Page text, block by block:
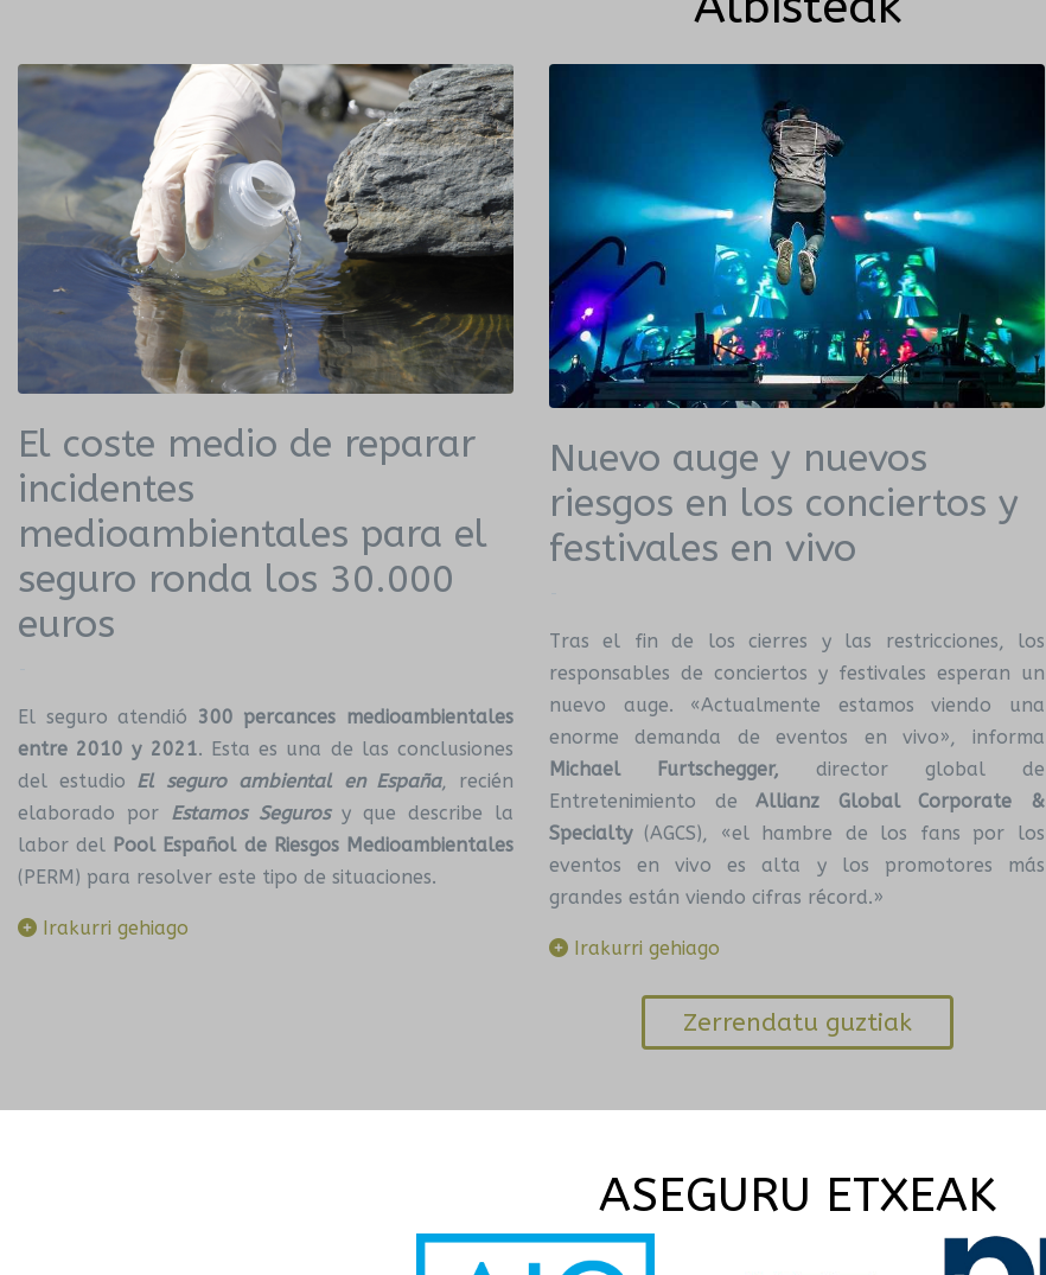
El coste medio de reparar
incidentes
medioambientales para el
seguro ronda los 30.000
euros
El seguro atendió 300 percances medioambientales
entre 2010 y 2021. Esta es una de las conclusiones
del estudio El seguro ambiental en España, recién
elaborado por Estamos Segurosy que describe la
labor del Pool Español de Riesgos Medioambientales
(PERM) para resolver este tipo de situaciones.
Irakurri gehiago
Nuevo auge y nuevos
riesgos en los conciertos y
festivales en vivo
Tras el fin de los cierres y las restricciones, los
responsables de conciertos y festivales esperan un
nuevo auge. «Actualmente estamos viendo una
enorme demanda de eventos en vivo», informa
Michael Furtschegger, director global de
Entretenimiento deAllianz Global Corporate &
Specialty(AGCS), «el hambre de los fans por los
eventos en vivo es alta y los promotores más
grandes están viendo cifras récord.»
Irakurri gehiago
Zerrendatu guztiak
ASEGURU ETXEAK